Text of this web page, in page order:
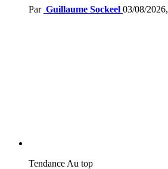
Par Guillaume Sockeel 03/08/
Tendance Au top